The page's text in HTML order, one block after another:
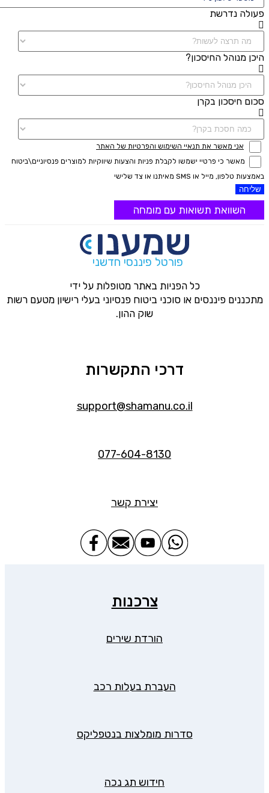
פעולה נדרשת
היכן מנוהל החיסכון?
סכום חיסכון בקרן
אני מאשר את תנאיי השימוש והפרטיות של האתר
מאשר כי פרטיי ישמשו לקבלת פניות והצעות שיווקיות למוצרים פנסיוניים\ביטוח
באמצעות טלפון, מייל או SMS מאיתנו או צד שלישי
שליחה
השוואת תשואות עם מומחה
פורטל פיננסי חדשני
כל הפניות באתר מטופלות על ידי
מתכננים פיננסים או סוכני ביטוח פנסיוני בעלי רישיון מטעם רשות
שוק ההון.
דרכי התקשרות
support@shamanu.co.il
077-604-8130
יצירת קשר
צרכנות
הורדת שירים
העברת בעלות רכב
סדרות מומלצות בנטפליקס
חידוש תג נכה